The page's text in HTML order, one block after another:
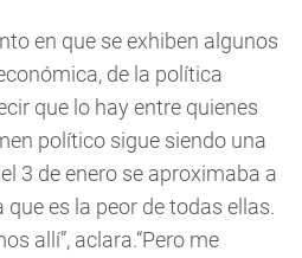
en que se exhiben algunos
de la política
que lo hay entre quienes
político sigue siendo una
3 de enero se aproximaba a
es la peor de todas ellas.
allí”, aclara.“Pero me